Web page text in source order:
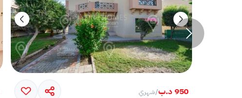
950 د.ب /شهري